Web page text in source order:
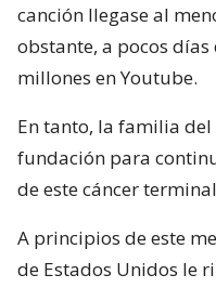
canción llegase al
obstante, a pocos
millones en Youtube.
En tanto, la familia
fundación para
de este cáncer
A principios de este
de Estados Unidos le